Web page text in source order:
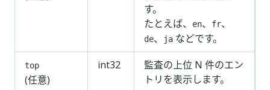
す。
たとえば、
en、 fr、
de、 ja などです。
top
(任意)
int32
監査の上位 N 件のエン
トリを表示します。